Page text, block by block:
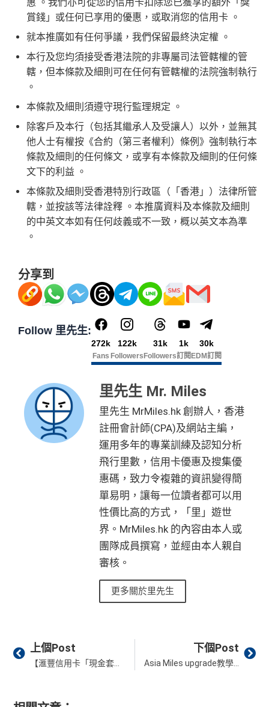
賞錢」或任何已享用的優惠，或取消您的信用卡 。
就本推廣如有任何爭議，我們保留最終決定權 。
本行及您均須接受香港法院的非專屬司法管轄權的管
轄，但本條款及細則可在任何有管轄權的法院強制執行
。
本條款及細則須遵守現行監理規定 。
除客戶及本行（包括其繼承人及受讓人）以外，並無其
他人士有權按《合約（第三者權利）條例》強制執行本
條款及細則的任何條文，或享有本條款及細則的任何條
文下的利益 。
本條款及細則受香港特別行政區（「香港」）法律所管
轄，並按該等法律詮釋 。本推廣資料及本條款及細則
的中英文本如有任何歧義或不一致，概以英文本為準
。
分享到
Follow 里先生:
272k
Fans
122k
Followers
31k
Followers
1k
訂閱
30k
EDM訂閱
里先生 Mr. Miles
里先生 MrMiles.hk 創辦人，香港
註冊會計師(CPA)及網站主編，
運用多年的專業訓練及認知分析
飛行里數，信用卡優惠及搜集優
惠碼，致力令複雜的資訊變得簡
單易明，讓每一位讀者都可以用
性價比高的方式，「里」遊世
界。MrMiles.hk 的內容由本人或
團隊成員撰寫，並經由本人親自
審核。
更多關於里先生
Prev
上個Post 下個Post
Asia Miles upgrade教學+實測Waitlist！國泰航空里數升艙抵唔抵？需要里數表格、申請步驟及Upgrade位查詢方法